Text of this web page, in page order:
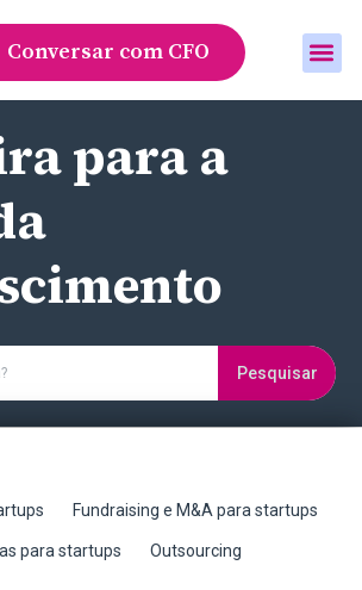
Conversar com CFO
para a
Pesquisar
Fundraising e M&A para startups
para startups Outsourcing